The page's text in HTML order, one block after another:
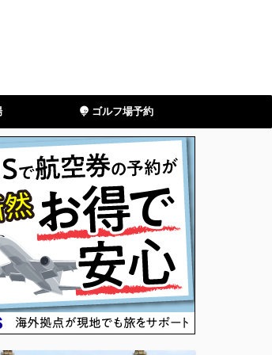
ゴルフ場予約